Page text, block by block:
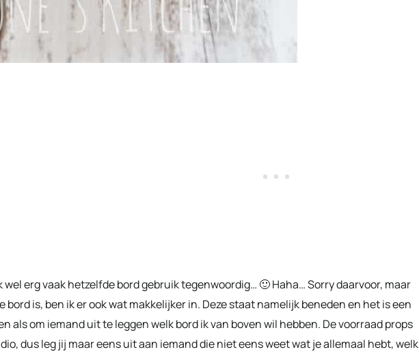
erg vaak hetzelfde bord gebruik tegenwoordig… 🙂 Haha… Sorry daarvoor, maar
is, ben ik er ook wat makkelijker in. Deze staat namelijk beneden en het is een
als om iemand uit te leggen welk bord ik van boven wil hebben. De voorraad props
dus leg jij maar eens uit aan iemand die niet eens weet wat je allemaal hebt, welk